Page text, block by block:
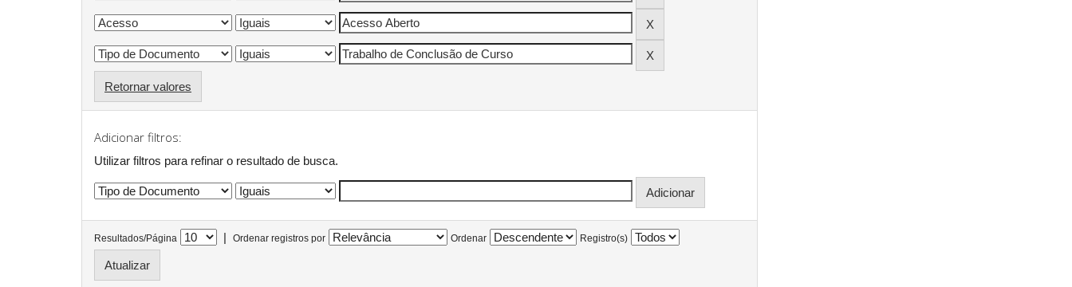
Retornar valores
Adicionar filtros:
Utilizar filtros para refinar o resultado de busca.
Resultados/Página | Ordenar registros por Ordenar Registro(s)